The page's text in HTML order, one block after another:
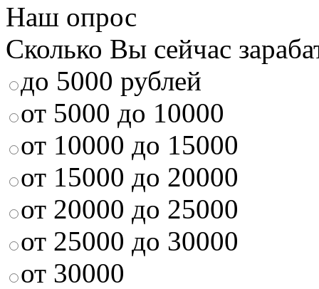
Наш опрос
Сколько Вы сейчас
до 5000 рублей
от 5000 до 10000
от 10000 до 15000
от 15000 до 20000
от 20000 до 25000
от 25000 до 30000
от 30000